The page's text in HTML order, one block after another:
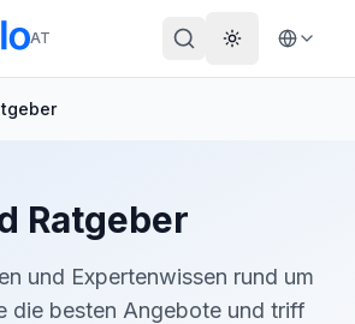
AT Theme
Ratgeber
und Expertenwissen rund um
die besten Angebote und triff